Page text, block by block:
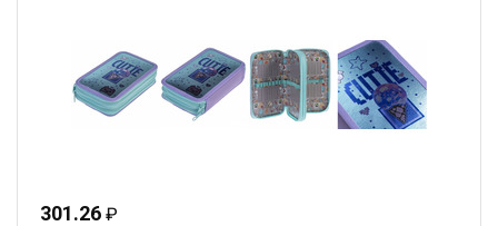
301.26 ₽